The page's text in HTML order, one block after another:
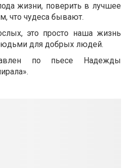
жизни, поверить в лучшее
что чудеса бывают.
это просто наша жизнь
для добрых людей.
по пьесе Надежды